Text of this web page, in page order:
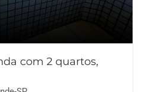
com 2 quartos,